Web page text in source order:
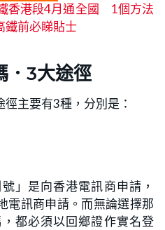
香港段4月通全國 1個方法
鐵前必睇貼士
．3大途徑
主要有3種，分別是：
」是向香港電訊商申請，
電訊商申請。而無論選擇那
都必須以回鄉證作實名登